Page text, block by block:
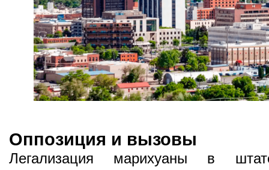
Оппозиция и вызовы
Легализация марихуаны в